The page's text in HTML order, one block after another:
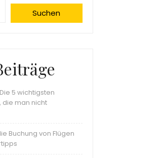
Suchen
5 wichtigsten
die man nicht
Buchung von Flügen